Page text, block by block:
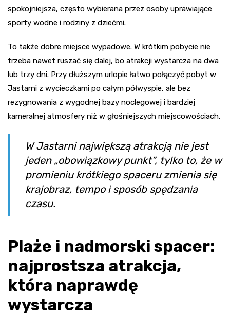
spokojniejsza, często wybierana przez osoby uprawiające
sporty wodne i rodziny z dziećmi.
To także dobre miejsce wypadowe. W krótkim pobycie nie
trzeba nawet ruszać się dalej, bo atrakcji wystarcza na dwa
lub trzy dni. Przy dłuższym urlopie łatwo połączyć pobyt w
Jastarni z wycieczkami po całym półwyspie, ale bez
rezygnowania z wygodnej bazy noclegowej i bardziej
kameralnej atmosfery niż w głośniejszych miejscowościach.
W Jastarni największą atrakcją nie jest
jeden „obowiązkowy punkt”, tylko to, że w
promieniu krótkiego spaceru zmienia się
krajobraz, tempo i sposób spędzania
czasu.
Plaże i nadmorski spacer:
najprostsza atrakcja,
która naprawdę
wystarcza